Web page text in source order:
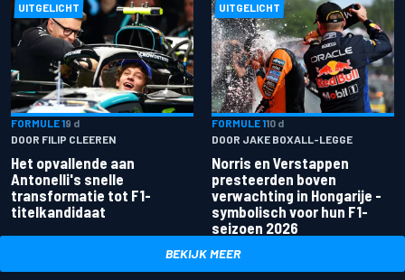
UITGELICHT
FORMULE 19 d
DOOR FILIP CLEEREN
Het opvallende aan
Antonelli's snelle
transformatie tot F1-
titelkandidaat
UITGELICHT
FORMULE 110 d
DOOR JAKE BOXALL-LEGGE
Norris en Verstappen
presteerden boven
verwachting in Hongarije -
symbolisch voor hun F1-
seizoen 2026
BEKIJK MEER